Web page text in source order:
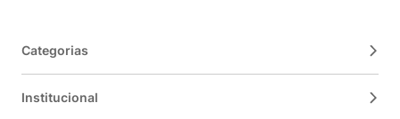
Categorias
Institucional